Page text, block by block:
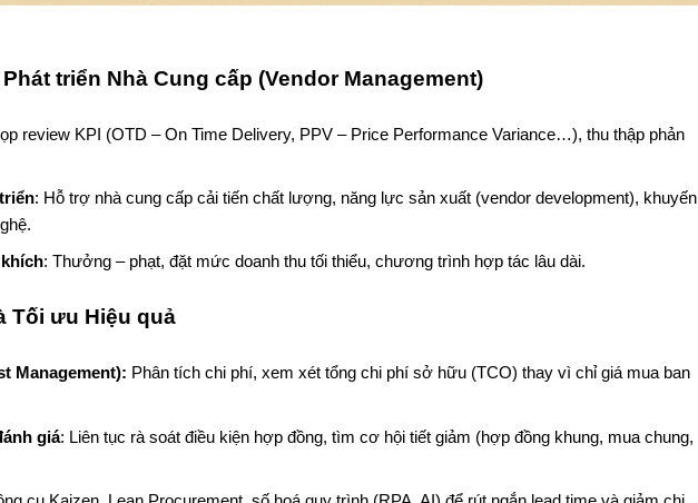
triển Nhà Cung cấp (Vendor Management)
review KPI (OTD – On Time Delivery, PPV – Price Performance Variance…), thu thập phản
: Hỗ trợ nhà cung cấp cải tiến chất lượng, năng lực sản xuất (vendor development), khuyến
: Thưởng – phạt, đặt mức doanh thu tối thiểu, chương trình hợp tác lâu dài.
Tối ưu Hiệu quả
Management): Phân tích chi phí, xem xét tổng chi phí sở hữu (TCO) thay vì chỉ giá mua ban
giá: Liên tục rà soát điều kiện hợp đồng, tìm cơ hội tiết giảm (hợp đồng khung, mua chung,